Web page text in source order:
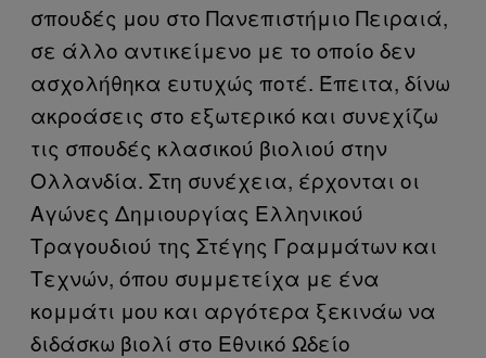
σπουδές μου στο Πανεπιστήμιο Πειραιά,
σε άλλο αντικείμενο με το οποίο δεν
ασχολήθηκα ευτυχώς ποτέ. Έπειτα, δίνω
ακροάσεις στο εξωτερικό και συνεχίζω
τις σπουδές κλασικού βιολιού στην
Ολλανδία. Στη συνέχεια, έρχονται οι
Αγώνες Δημιουργίας Ελληνικού
Τραγουδιού της Στέγης Γραμμάτων και
Τεχνών, όπου συμμετείχα με ένα
κομμάτι μου και αργότερα ξεκινάω να
διδάσκω βιολί στο Εθνικό Ωδείο